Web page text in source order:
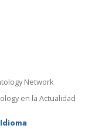
Network
en la Actualidad
Idioma